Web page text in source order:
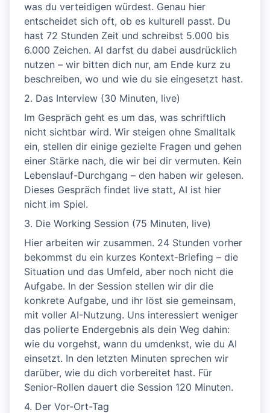
was du verteidigen würdest. Genau hier
entscheidet sich oft, ob es kulturell passt. Du
hast 72 Stunden Zeit und schreibst 5.000 bis
6.000 Zeichen. AI darfst du dabei ausdrücklich
nutzen – wir bitten dich nur, am Ende kurz zu
beschreiben, wo und wie du sie eingesetzt hast.
2. Das Interview (30 Minuten, live)
Im Gespräch geht es um das, was schriftlich
nicht sichtbar wird. Wir steigen ohne Smalltalk
ein, stellen dir einige gezielte Fragen und gehen
einer Stärke nach, die wir bei dir vermuten. Kein
Lebenslauf-Durchgang – den haben wir gelesen.
Dieses Gespräch findet live statt, AI ist hier
nicht im Spiel.
3. Die Working Session (75 Minuten, live)
Hier arbeiten wir zusammen. 24 Stunden vorher
bekommst du ein kurzes Kontext-Briefing – die
Situation und das Umfeld, aber noch nicht die
Aufgabe. In der Session stellen wir dir die
konkrete Aufgabe, und ihr löst sie gemeinsam,
mit voller AI-Nutzung. Uns interessiert weniger
das polierte Endergebnis als dein Weg dahin:
wie du vorgehst, wann du umdenkst, wie du AI
einsetzt. In den letzten Minuten sprechen wir
darüber, wie du dich vorbereitet hast. Für
Senior-Rollen dauert die Session 120 Minuten.
4. Der Vor-Ort-Tag